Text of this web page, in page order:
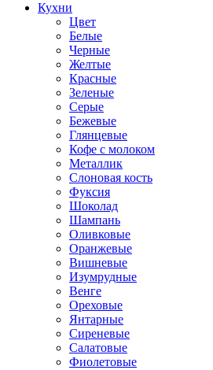
Кухни
Цвет
Белые
Черные
Желтые
Красные
Зеленые
Серые
Бежевые
Глянцевые
Кофе с молоком
Металлик
Слоновая кость
Фуксия
Шоколад
Шампань
Оливковые
Оранжевые
Вишневые
Изумрудные
Венге
Ореховые
Янтарные
Сиреневые
Салатовые
Фиолетовые